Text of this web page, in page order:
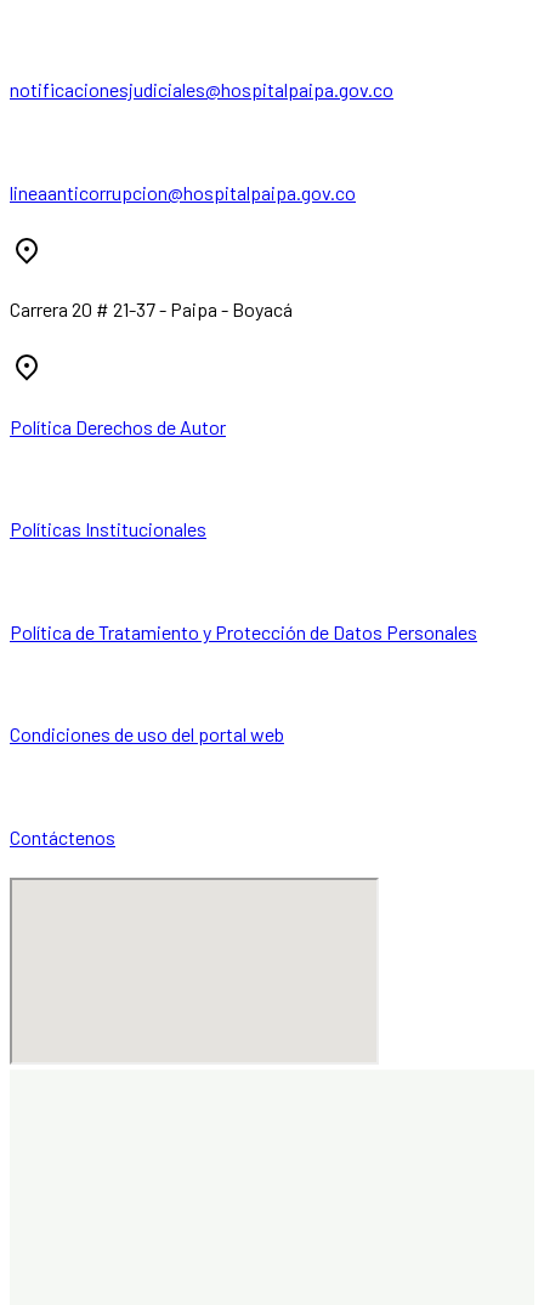
notificacionesjudiciales@hospitalpaipa.gov.co
lineaanticorrupcion@hospitalpaipa.gov.co
Carrera 20 # 21-37 - Paipa - Boyacá
Política Derechos de Autor
Políticas Institucionales
Política de Tratamiento y Protección de Datos Personales
Condiciones de uso del portal web
Contáctenos